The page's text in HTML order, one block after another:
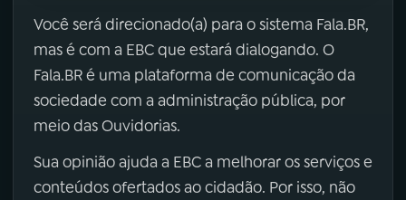
Você será direcionado(a) para o sistema Fala.BR,
mas é com a EBC que estará dialogando. O
Fala.BR é uma plataforma de comunicação da
sociedade com a administração pública, por
meio das Ouvidorias.
Sua opinião ajuda a EBC a melhorar os serviços e
conteúdos ofertados ao cidadão. Por isso, não